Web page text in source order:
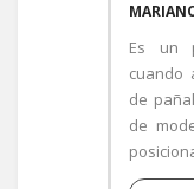
Es un
cuando
de
de